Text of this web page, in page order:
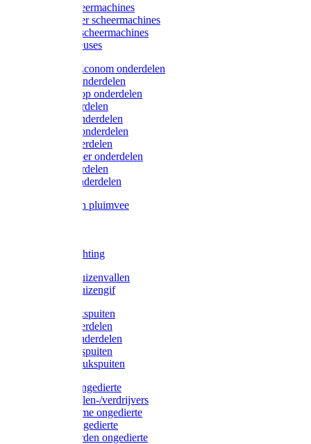
Liscop scheermachines
FarmClipper scheermachines
Constanta scheermachines
Wahl tondeuses
Aesculap/Econom onderdelen
Hauptner onderdelen
Lister/Liscop onderdelen
Eider onderdelen
Heiniger onderdelen
Constanta onderdelen
Moser onderdelen
Farm Clipper onderdelen
Oster onderdelen
TailWell onderdelen
Voerbakken pluimvee
LED verlichting
Ratten / Muizenvallen
Ratten / Muizengif
Gloria drukspuiten
Gloria onderdelen
Gardena onderdelen
Dario drukspuiten
Gardena drukspuiten
Diversen ongedierte
Insectenvallen-/verdrijvers
Protect Home ongedierte
Solabiol ongedierte
Protect Garden ongedierte